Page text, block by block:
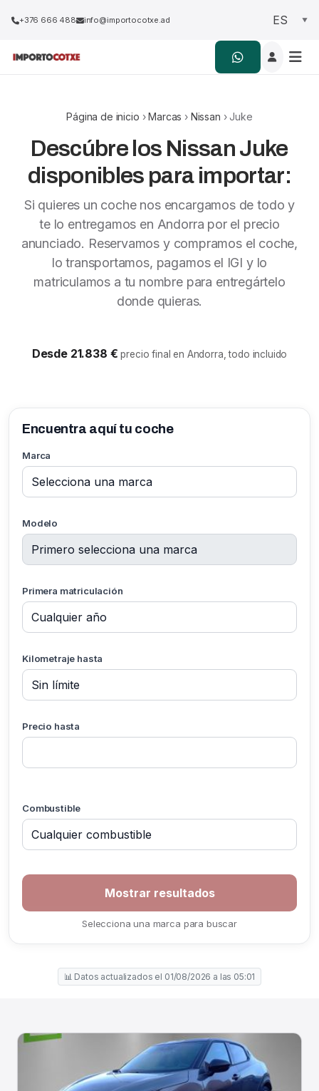
+376 666 488 info@importocotxe.ad
Página de inicio ›Marcas › Nissan › Juke
Descúbre los Nissan Juke
disponibles para importar:
Si quieres un coche nos encargamos de todo y
te lo entregamos en Andorra por el precio
anunciado. Reservamos y compramos el coche,
lo transportamos, pagamos el IGI y lo
matriculamos a tu nombre para entregártelo
donde quieras.
Desde 21.838 €precio final en Andorra, todo incluido
Encuentra aquí tu coche
Marca
Modelo
Primera matriculación
Kilometraje hasta
Precio hasta
Combustible
Selecciona una marca para buscar
📊 Datos actualizados el 01/08/2026 a las 05:01